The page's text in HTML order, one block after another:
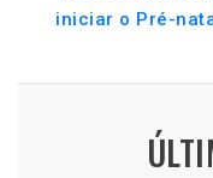
iniciar o Pré-